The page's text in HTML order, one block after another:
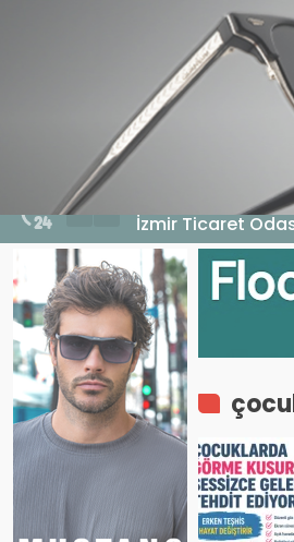
5 Ağustos 2026 - 10:14
İzmir Ticaret